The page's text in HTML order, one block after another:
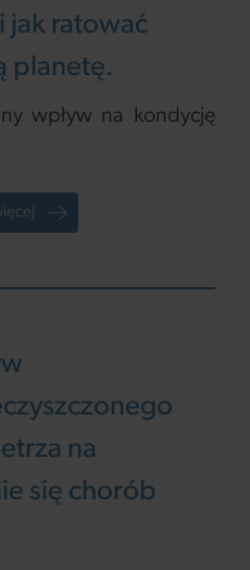
jak ratować
planetę.
wpływ na kondycję
na
się chorób